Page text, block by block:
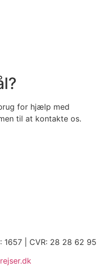
for hjælp med
til at kontakte os.
1657 | CVR: 28 28 62 95